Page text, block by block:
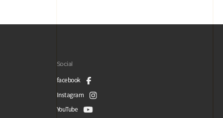
Social
facebook
Instagram
YouTube